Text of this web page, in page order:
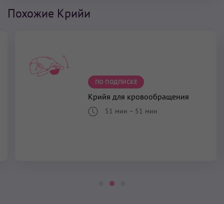
Похожие Крийи
ПО ПОДПИСКЕ
Крийя для кровообращения
51 мин – 51 мин